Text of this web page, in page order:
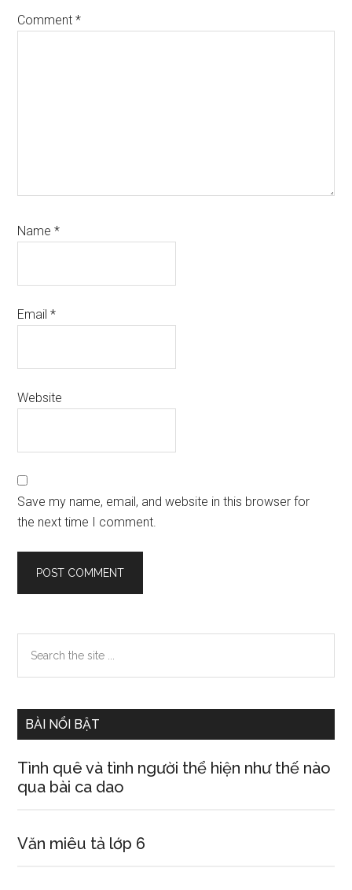
Comment*
Name*
Email*
Website
Save my name, email, and website in this browser for
the next time I comment.
Primary
Sidebar
the
BÀI NỔI BẬT
Tình quê và tình người thể hiện như thế nào
qua bài ca dao
Văn miêu tả lớp 6